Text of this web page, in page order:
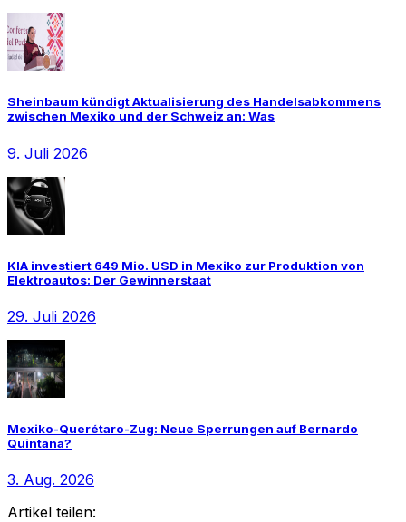
Sheinbaum kündigt Aktualisierung des Handelsabkommens
zwischen Mexiko und der Schweiz an: Was
9. Juli 2026
KIA investiert 649 Mio. USD in Mexiko zur Produktion von
Elektroautos: Der Gewinnerstaat
29. Juli 2026
Mexiko-Querétaro-Zug: Neue Sperrungen auf Bernardo
Quintana?
3. Aug. 2026
Artikel teilen: